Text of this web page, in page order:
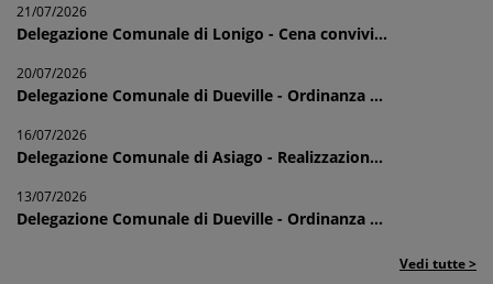
21/07/2026
Delegazione Comunale di Lonigo - Cena convivi...
20/07/2026
Delegazione Comunale di Dueville - Ordinanza ...
16/07/2026
Delegazione Comunale di Asiago - Realizzazion...
13/07/2026
Delegazione Comunale di Dueville - Ordinanza ...
Vedi tutte >